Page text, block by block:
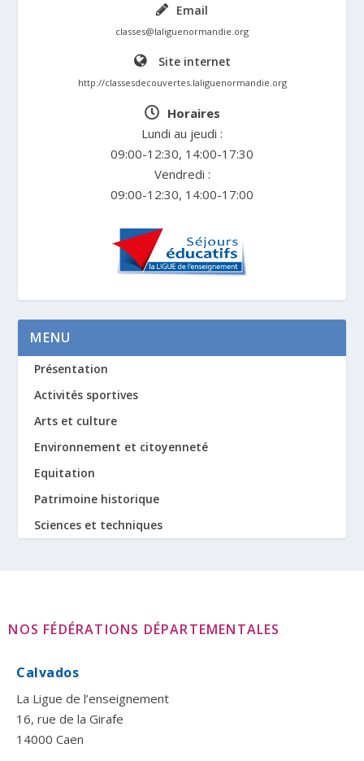
Email
classes@laliguenormandie.org
Site internet
http://classesdecouvertes.laliguenormandie.org
Horaires
Lundi au jeudi :
09:00-12:30, 14:00-17:30
Vendredi :
09:00-12:30, 14:00-17:00
MENU
Présentation
Activités sportives
Arts et culture
Environnement et citoyenneté
Equitation
Patrimoine historique
Sciences et techniques
NOS FÉDÉRATIONS DÉPARTEMENTALES
Calvados
La Ligue de l’enseignement
16, rue de la Girafe
14000 Caen